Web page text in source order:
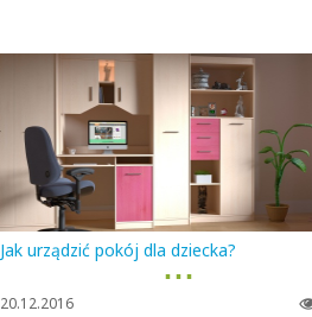
Jak urządzić pokój dla dziecka?
▪ ▪ ▪
20.12.2016